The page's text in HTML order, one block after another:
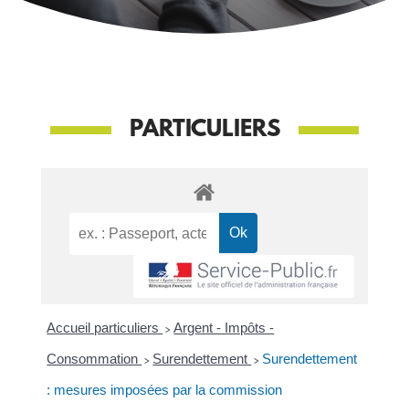
PARTICULIERS
Accueil particuliers > Argent - Impôts -
Consommation > Surendettement > Surendettement
: mesures imposées par la commission